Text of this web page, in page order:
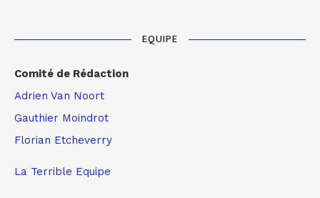
EQUIPE
Comité de Rédaction
Adrien Van Noort
Gauthier Moindrot
Florian Etcheverry
La Terrible Equipe